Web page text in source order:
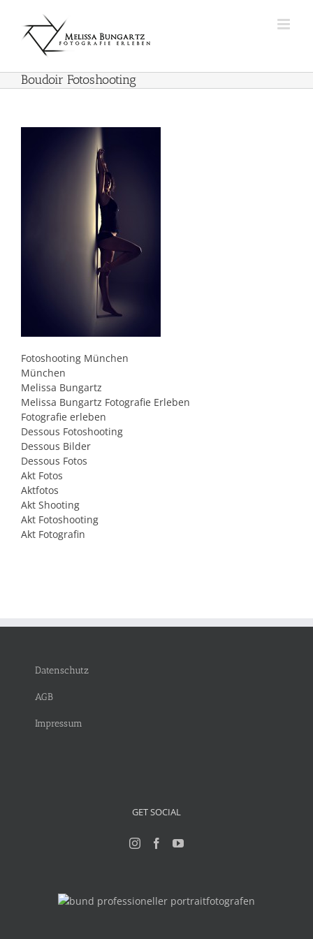
springen
Boudoir Fotoshooting
Fotoshooting München
München
Melissa Bungartz
Melissa Bungartz Fotografie Erleben
Fotografie erleben
Dessous Fotoshooting
Dessous Bilder
Dessous Fotos
Akt Fotos
Aktfotos
Akt Shooting
Akt Fotoshooting
Akt Fotografin
Datenschutz
AGB
Impressum
GET SOCIAL